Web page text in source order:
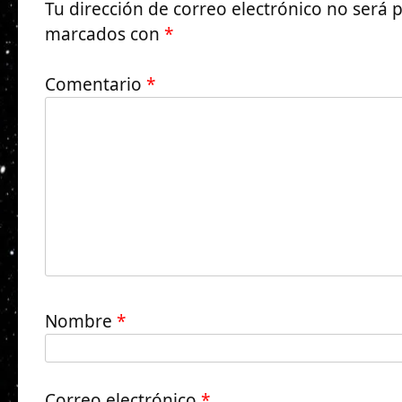
Tu dirección de correo electrónico no será
marcados con *
Comentario *
Nombre *